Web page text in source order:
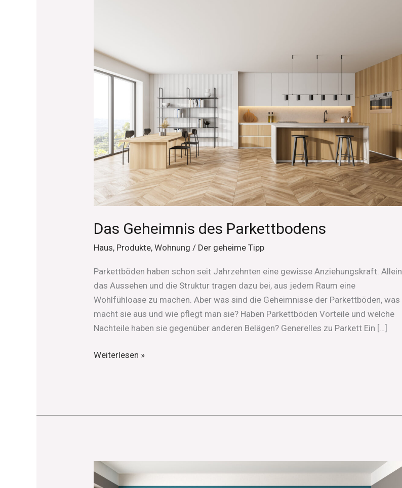
Das Geheimnis des Parkettbodens
Haus, Produkte,Wohnung / Der geheime Tipp
Parkettböden haben schon seit Jahrzehnten eine gewisse Anziehungskraft. Allein
das Aussehen und die Struktur tragen dazu bei, aus jedem Raum eine
Wohlfühloase zu machen. Aber was sind die Geheimnisse der Parkettböden, was
macht sie aus und wie pflegt man sie? Haben Parkettböden Vorteile und welche
Nachteile haben sie gegenüber anderen Belägen? Generelles zu Parkett Ein […]
Parkettbodens
Weiterlesen »
Das
Geheimnis